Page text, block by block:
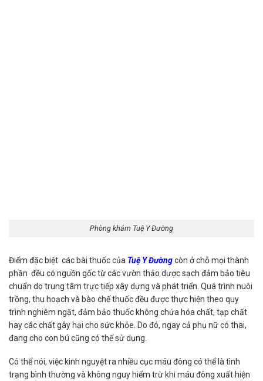
Phòng khám Tuệ Y Đường
Điểm đặc biệt các bài thuốc của Tuệ Y Đườngcòn ở chỗ mọi thành
phần đều có nguồn gốc từ các vườn thảo dược sạch đảm bảo tiêu
chuẩn do trung tâm trực tiếp xây dựng và phát triển. Quá trình nuôi
trồng, thu hoạch và bào chế thuốc đều được thực hiện theo quy
trình nghiêm ngặt, đảm bảo thuốc không chứa hóa chất, tạp chất
hay các chất gây hại cho sức khỏe. Do đó, ngay cả phụ nữ có thai,
đang cho con bú cũng có thể sử dụng.
Có thể nói, việc kinh nguyệt ra nhiều cục máu đông có thể là tình
trạng bình thường và không nguy hiểm trừ khi máu đông xuất hiện